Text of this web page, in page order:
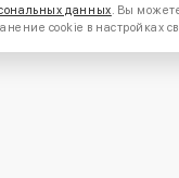
данных. Вы
cookie в настройках